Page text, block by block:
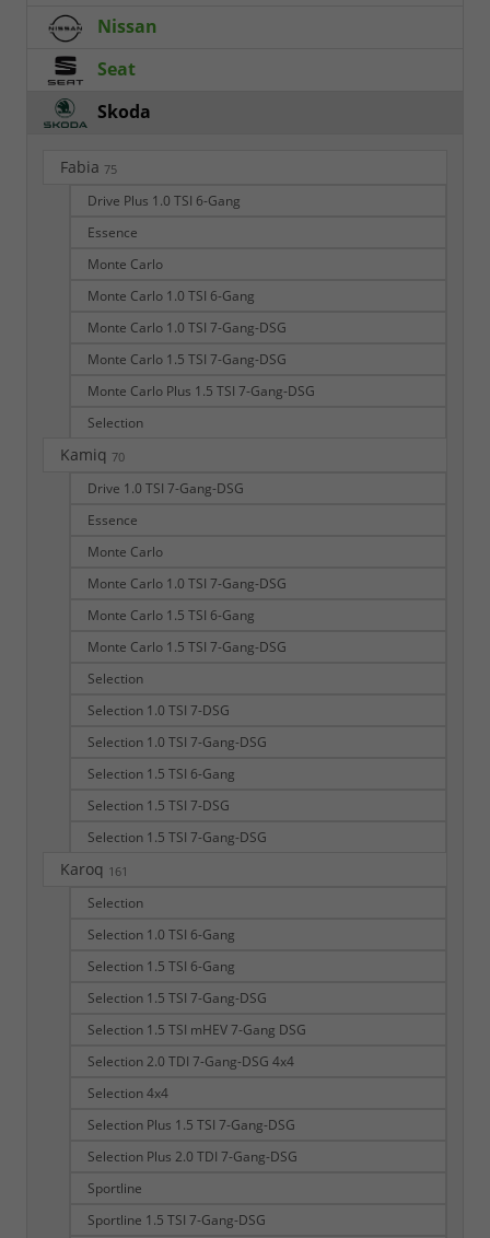
Nissan
Seat
Skoda
Fabia 75
Drive Plus 1.0 TSI 6-Gang
Essence
Monte Carlo
Monte Carlo 1.0 TSI 6-Gang
Monte Carlo 1.0 TSI 7-Gang-DSG
Monte Carlo 1.5 TSI 7-Gang-DSG
Monte Carlo Plus 1.5 TSI 7-Gang-DSG
Selection
Kamiq 70
Drive 1.0 TSI 7-Gang-DSG
Essence
Monte Carlo
Monte Carlo 1.0 TSI 7-Gang-DSG
Monte Carlo 1.5 TSI 6-Gang
Monte Carlo 1.5 TSI 7-Gang-DSG
Selection
Selection 1.0 TSI 7-DSG
Selection 1.0 TSI 7-Gang-DSG
Selection 1.5 TSI 6-Gang
Selection 1.5 TSI 7-DSG
Selection 1.5 TSI 7-Gang-DSG
Karoq 161
Selection
Selection 1.0 TSI 6-Gang
Selection 1.5 TSI 6-Gang
Selection 1.5 TSI 7-Gang-DSG
Selection 1.5 TSI mHEV 7-Gang DSG
Selection 2.0 TDI 7-Gang-DSG 4x4
Selection 4x4
Selection Plus 1.5 TSI 7-Gang-DSG
Selection Plus 2.0 TDI 7-Gang-DSG
Sportline
Sportline 1.5 TSI 7-Gang-DSG